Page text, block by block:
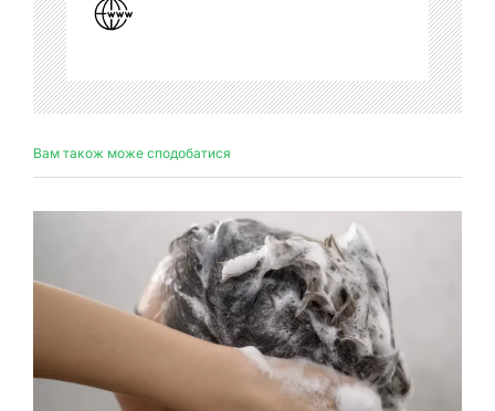
Вам також може сподобатися